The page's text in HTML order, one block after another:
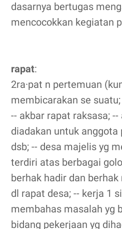
dasarnya bertugas
mencocokkan kegiatan
rapat:
2ra·pat n pertemuan
membicarakan se
-- akbar rapat raksasa;
diadakan untuk anggota
dsb; -- desa majelis yg
terdiri atas berbagai
berhak hadir dan
dl rapat desa; -- kerja 1
membahas masalah yg
bidang pekerjaan yg